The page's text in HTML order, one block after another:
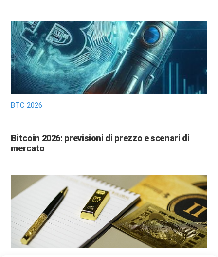
BTC 2026
Bitcoin 2026: previsioni di prezzo e scenari di
mercato